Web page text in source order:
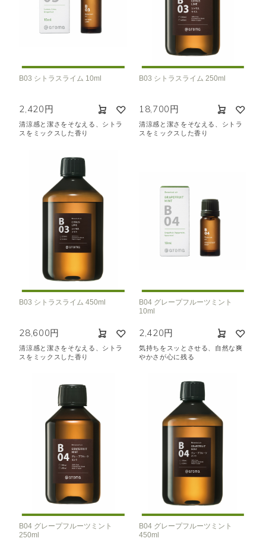
B03 シトラスライム 10ml
2,420円
清涼感と潔さをそなえる、シトラ
スをミックスした香り
B03 シトラスライム 250ml
18,700円
清涼感と潔さをそなえる、シトラ
スをミックスした香り
B03 シトラスライム 450ml
28,600円
清涼感と潔さをそなえる、シトラ
スをミックスした香り
B04 グレープフルーツミント
10ml
2,420円
気持ちをスッとさせる、自然な爽
やかさが心に残る
B04 グレープフルーツミント
250ml
B04 グレープフルーツミント
450ml